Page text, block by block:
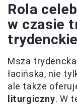
Rola
w czasie
Msza
łacińska, nie
ale także
liturgiczny. W